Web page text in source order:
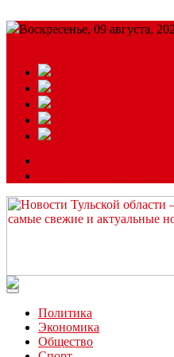
Воскресенье, 09 августа,
Читайте последние новости
Политика
Экономика
Общество